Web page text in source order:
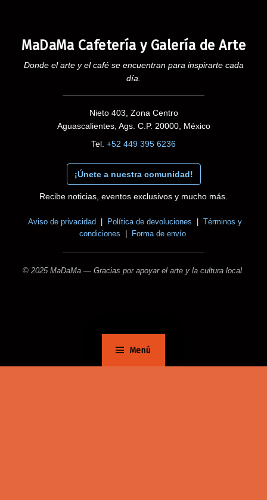
Menú
MaDaMa Cafetería y Galería de Arte
Donde el arte y el café se encuentran para inspirarte cada
día.
Nieto 403, Zona Centro
Aguascalientes, Ags. C.P. 20000, México
Tel. +52 449 395 6236
¡Únete a nuestra comunidad!
Recibe noticias, eventos exclusivos y mucho más.
Aviso de privacidad | Política de devoluciones | Términos y
condiciones
| Forma de envío
© 2025 MaDaMa — Gracias por apoyar el arte y la cultura local.